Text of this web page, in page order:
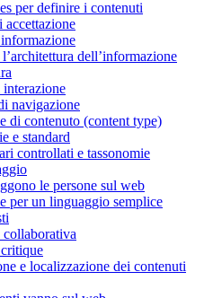
per definire i contenuti
dell’informazione
navigazione
di contenuto (content type)
e standard
controllati e tassonomie
le persone sul web
per un linguaggio semplice
e localizzazione dei contenuti